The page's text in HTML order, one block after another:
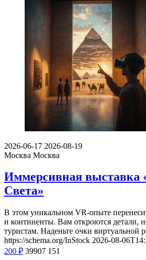
2026-06-17 2026-08-19
Москва Москва
Иммерсивная выставка
Света»
В этом уникальном VR-опыте
и континенты. Вам откроются детали,
туристам. Наденьте очки виртуальной
https://schema.org/InStock 2026-08-
200 ₽ 39907 151